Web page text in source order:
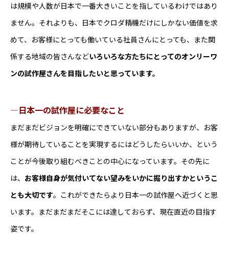
は規模や人数が日本で一番大きいことを指しているわけではあり
ません。それよりも、日本でクロダ精機だけにしかない価値を求
めて、お客様にとっても働いている社員さんにとっても、また関
係する地域の皆さんなどいろいろな方たちにとってのオンリーワ
ンの試作屋さんを目指したいと思っています。
―日本一の試作屋に必要なこと
まだまだビジョンを明確にできていない部分もありますが、お客
様が期待していることを実現するにはどうしたらいいか、という
ことが今後取り組むべきことの中心になっています。その先に
は、 お客様自身が気付いてない望みをいかに掘り出すかというこ
とも大切です。これができたらより日本一の試作屋へ近づくと思
います。まだまだまだそこには達しておらず、現在直近の目指す
姿です。